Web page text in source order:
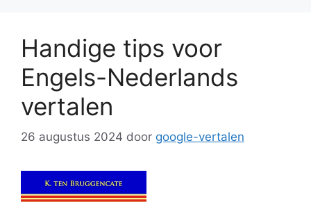
Handige tips voor
Engels-Nederlands
vertalen
26 augustus 2024 door google-vertalen